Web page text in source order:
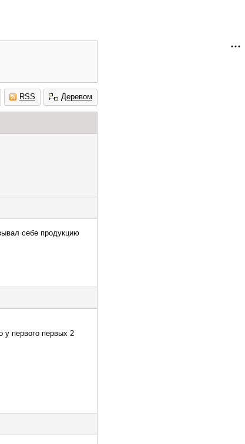
RSS Деревом
себе продукцию
у первого первых 2